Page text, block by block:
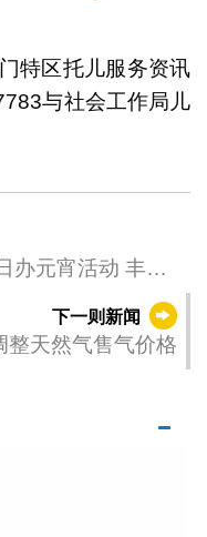
特区托儿服务资讯
与社会工作局儿
办元宵活动 丰富
下一则新闻
整天然气售气价格